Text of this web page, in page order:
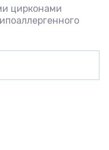
цирконами